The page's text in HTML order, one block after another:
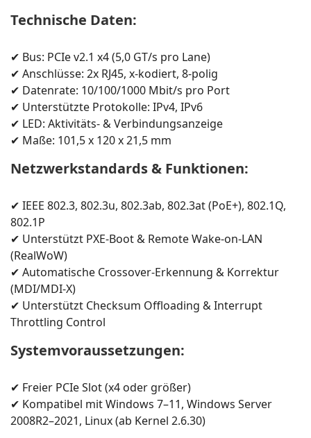
Technische Daten:
✔ Bus: PCIe v2.1 x4 (5,0 GT/s pro Lane)
✔ Anschlüsse: 2x RJ45, x-kodiert, 8-polig
✔ Datenrate: 10/100/1000 Mbit/s pro Port
✔ Unterstützte Protokolle: IPv4, IPv6
✔ LED: Aktivitäts- & Verbindungsanzeige
✔ Maße: 101,5 x 120 x 21,5 mm
Netzwerkstandards & Funktionen:
✔ IEEE 802.3, 802.3u, 802.3ab, 802.3at (PoE+), 802.1Q,
802.1P
✔ Unterstützt PXE-Boot & Remote Wake-on-LAN
(RealWoW)
✔ Automatische Crossover-Erkennung & Korrektur
(MDI/MDI-X)
✔ Unterstützt Checksum Offloading & Interrupt
Throttling Control
Systemvoraussetzungen:
✔ Freier PCIe Slot (x4 oder größer)
✔ Kompatibel mit Windows 7–11, Windows Server
2008R2–2021, Linux (ab Kernel 2.6.30)